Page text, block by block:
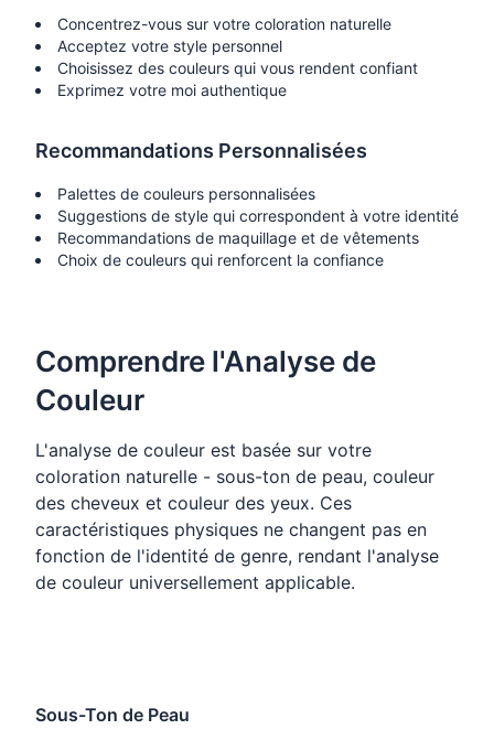
Concentrez-vous sur votre coloration naturelle
Acceptez votre style personnel
Choisissez des couleurs qui vous rendent confiant
Exprimez votre moi authentique
Recommandations Personnalisées
Palettes de couleurs personnalisées
Suggestions de style qui correspondent à votre identité
Recommandations de maquillage et de vêtements
Choix de couleurs qui renforcent la confiance
Comprendre l'Analyse de
Couleur
L'analyse de couleur est basée sur votre
coloration naturelle - sous-ton de peau, couleur
des cheveux et couleur des yeux. Ces
caractéristiques physiques ne changent pas en
fonction de l'identité de genre, rendant l'analyse
de couleur universellement applicable.
Sous-Ton de Peau